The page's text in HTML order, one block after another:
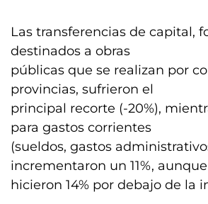
Las transferencias de capital,
destinados a obras
públicas que se realizan por
provincias, sufrieron el
principal recorte (-20%),
para gastos corrientes
(sueldos, gastos
incrementaron un 11%,
hicieron 14% por debajo de la